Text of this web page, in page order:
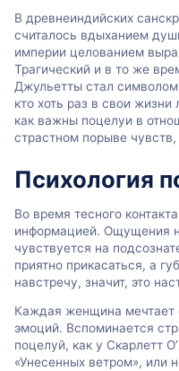
В древнеиндийских
считалось вдыханием
империи целованием
Трагический и в то же
Джульетты стал
кто хоть раз в свои жизни
как важны поцелуи в
страстном порыве
Психология
Во время тесного
информацией. Ощущения
чувствуется на
приятно прикасаться, а
навстречу, значит, это
Каждая женщина мечтает
эмоций. Вспоминается
поцелуй, как у Скарлетт
«Унесенных ветром», или